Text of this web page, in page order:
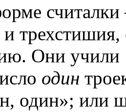
Они учили
один
один»; или